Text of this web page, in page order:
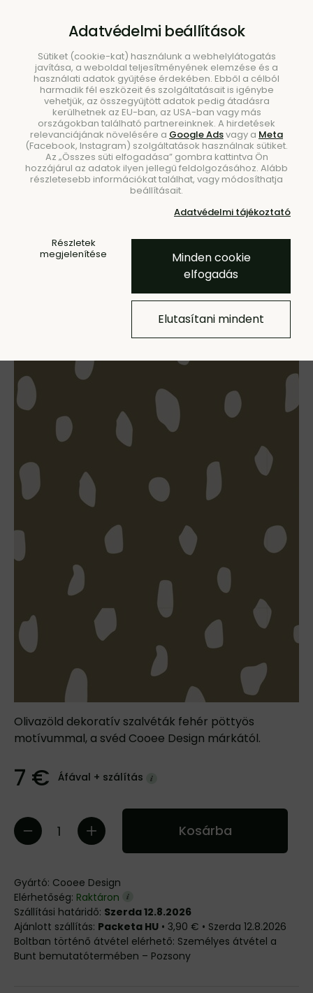
Keresés
Dizájn szalvéták, 20 db,
pöttyök – olíva
Olivazöld dekoratív szalvéták fehér pöttyös
motívummal, a svéd Cooee Design márkától.
7 € Áfával + szálítás
Kosárba
Gyártó: Cooee Design
Elérhetőség: Raktáron
Szállítási határidő: Szerda 12.8.2026
Packeta HU • 3,90 € • Szerda 12.8.2026
Személyes átvétel a
Bunt bemutatótermében – Pozsony
Adatvédelmi beállítások
Sütiket (cookie-kat) használunk a webhelylátogatás
javítása, a weboldal teljesítményének elemzése és a
használati adatok gyűjtése érdekében. Ebből a célból
harmadik fél eszközeit és szolgáltatásait is igénybe
vehetjük, az összegyűjtött adatok pedig átadásra
kerülhetnek az EU-ban, az USA-ban vagy más
országokban található partnereinknek. A hirdetések
relevanciájának növelésére a Google Adsvagy a Meta
(Facebook, Instagram) szolgáltatások használnak sütiket.
Az „Összes süti elfogadása” gombra kattintva Ön
hozzájárul az adatok ilyen jellegű feldolgozásához. Alább
részletesebb információkat találhat, vagy módosíthatja
beállításait.
Adatvédelmi tájékoztató
Részletek
megjelenítése
Minden cookie
elfogadás
Elutasítani mindent